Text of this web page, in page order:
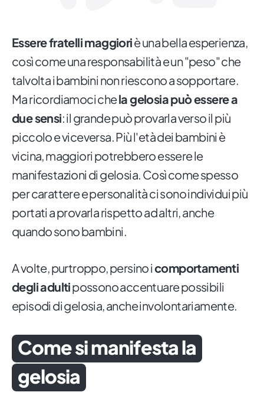
Essere fratelli maggioriè una bella esperienza,
così come una responsabilità e un "peso" che
talvolta i bambini non riescono a sopportare.
Ma ricordiamoci chela gelosia può essere a
due sensi: il grande può provarla verso il più
piccolo e viceversa. Più l'età dei bambini è
vicina, maggiori potrebbero essere le
manifestazioni di gelosia. Così come spesso
per carattere e personalità ci sono individui più
portati a provarla rispetto ad altri, anche
quando sono bambini.
A volte, purtroppo, persino icomportamenti
degli adultipossono accentuare possibili
episodi di gelosia, anche involontariamente.
Come si manifesta la
gelosia